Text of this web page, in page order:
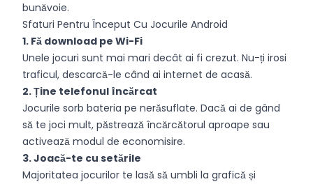
bunăvoie.
Sfaturi Pentru Început Cu Jocurile Android
1. Fă download pe Wi-Fi
Unele jocuri sunt mai mari decât ai fi crezut. Nu-ți irosi
traficul, descarcă-le când ai internet de acasă.
2. Ține telefonul încărcat
Jocurile sorb bateria pe nerăsuflate. Dacă ai de gând
să te joci mult, păstrează încărcătorul aproape sau
activează modul de economisire.
3. Joacă-te cu setările
Majoritatea jocurilor te lasă să umbli la grafică și